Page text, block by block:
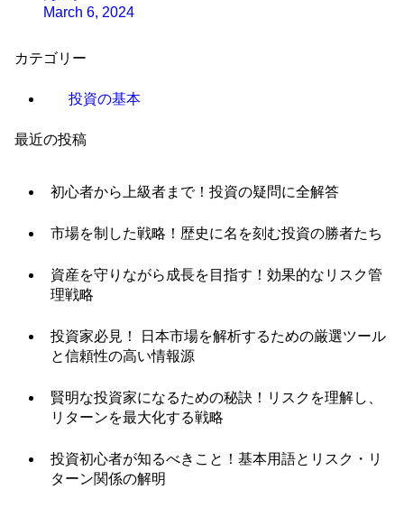
March 6, 2024
カテゴリー
投資の基本
最近の投稿
初心者から上級者まで！投資の疑問に全解答
市場を制した戦略！歴史に名を刻む投資の勝者たち
資産を守りながら成長を目指す！効果的なリスク管
理戦略
投資家必見！ 日本市場を解析するための厳選ツール
と信頼性の高い情報源
賢明な投資家になるための秘訣！リスクを理解し、
リターンを最大化する戦略
投資初心者が知るべきこと！基本用語とリスク・リ
ターン関係の解明